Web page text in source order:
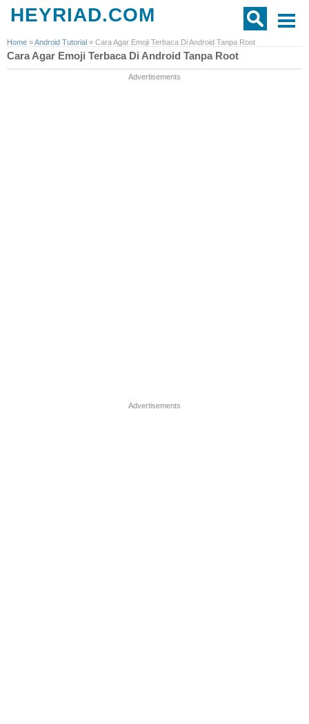
HEYRIAD.COM
Home »Android Tutorial » Cara Agar Emoji Terbaca Di Android Tanpa Root
Cara Agar Emoji Terbaca Di Android Tanpa Root
Advertisements
Advertisements